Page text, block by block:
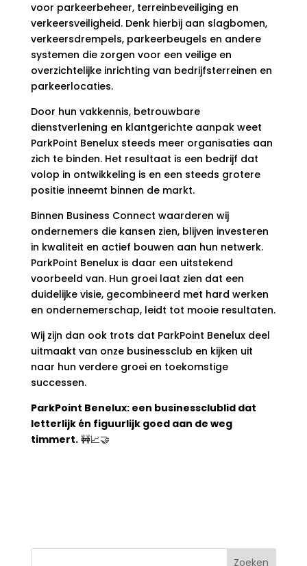
voor parkeerbeheer, terreinbeveiliging en
verkeersveiligheid. Denk hierbij aan slagbomen,
verkeersdrempels, parkeerbeugels en andere
systemen die zorgen voor een veilige en
overzichtelijke inrichting van bedrijfsterreinen en
parkeerlocaties.
Door hun vakkennis, betrouwbare
dienstverlening en klantgerichte aanpak weet
ParkPoint Benelux steeds meer organisaties aan
zich te binden. Het resultaat is een bedrijf dat
volop in ontwikkeling is en een steeds grotere
positie inneemt binnen de markt.
Binnen Business Connect waarderen wij
ondernemers die kansen zien, blijven investeren
in kwaliteit en actief bouwen aan hun netwerk.
ParkPoint Benelux is daar een uitstekend
voorbeeld van. Hun groei laat zien dat een
duidelijke visie, gecombineerd met hard werken
en ondernemerschap, leidt tot mooie resultaten.
Wij zijn dan ook trots dat ParkPoint Benelux deel
uitmaakt van onze businessclub en kijken uit
naar hun verdere groei en toekomstige
successen.
ParkPoint Benelux: een businessclublid dat
letterlijk én figuurlijk goed aan de weg
timmert.🚧📈🤝
Zoeken